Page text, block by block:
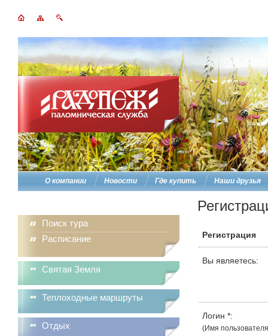
О компании Новости Где купить Наши друзья
Поиск тура
Расписание
Святая Земля
Теплоходные маршруты
Отдых
Регистрация
Вы являетесь:
Логин *:
(Имя